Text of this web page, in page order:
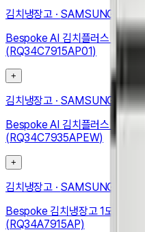
김치냉장고 · SAMSUNG
Bespoke AI 김치플러스 1도어
(RQ34C7915AP01)
+
김치냉장고 · SAMSUNG
Bespoke AI 김치플러스 1도어
(RQ34C7935APEW)
+
김치냉장고 · SAMSUNG
Bespoke 김치냉장고 1도어
(RQ34A7915AP)